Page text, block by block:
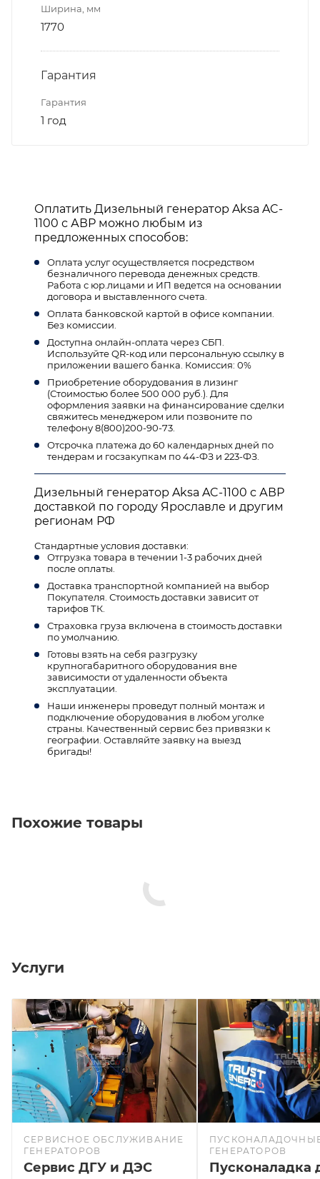
Ширина, мм
1770
Гарантия
Гарантия
1 год
Оплатить Дизельный генератор Aksa AC-
1100 с АВР можно любым из
предложенных способов:
Оплата услуг осуществляется посредством
безналичного перевода денежных средств.
Работа с юр.лицами и ИП ведется на основании
договора и выставленного счета.
Оплата банковской картой в офисе компании.
Без комиссии.
Доступна онлайн-оплата через СБП.
Используйте QR-код или персональную ссылку в
приложении вашего банка. Комиссия: 0%
Приобретение оборудования в лизинг
(Стоимостью более 500 000 руб.). Для
оформления заявки на финансирование сделки
свяжитесь менеджером или позвоните по
телефону 8(800)200-90-73.
Отсрочка платежа до 60 календарных дней по
тендерам и госзакупкам по 44-ФЗ и 223-ФЗ.
Дизельный генератор Aksa AC-1100 с АВР
доставкой по городу Ярославле и другим
регионам РФ
Стандартные условия доставки:
Отгрузка товара в течении 1-3 рабочих дней
после оплаты.
Доставка транспортной компанией на выбор
Покупателя. Стоимость доставки зависит от
тарифов ТК.
Страховка груза включена в стоимость доставки
по умолчанию.
Готовы взять на себя разгрузку
крупногабаритного оборудования вне
зависимости от удаленности объекта
эксплуатации.
Наши инженеры проведут полный монтаж и
подключение оборудования в любом уголке
страны. Качественный сервис без привязки к
географии. Оставляйте заявку на выезд
бригады!
Похожие товары
Услуги
СЕРВИСНОЕ ОБСЛУЖИВАНИЕ
ГЕНЕРАТОРОВ
Сервис ДГУ и ДЭС
ГЕНЕРАТОРОВ
Пусконаладка